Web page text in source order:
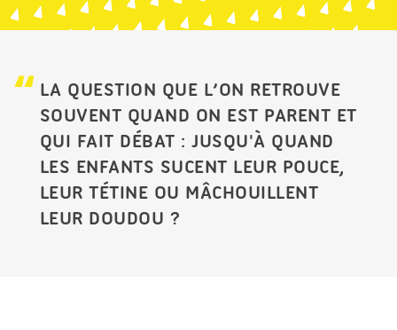
LA QUESTION QUE L’ON RETROUVE
SOUVENT QUAND ON EST PARENT ET
QUI FAIT DÉBAT : JUSQU'À QUAND
LES ENFANTS SUCENT LEUR POUCE,
LEUR TÉTINE OU MÂCHOUILLENT
LEUR DOUDOU ?